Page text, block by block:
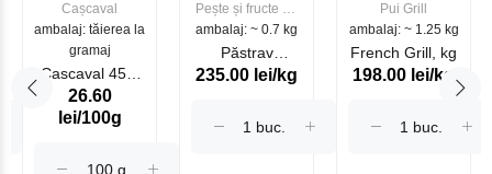
Cașcaval
ambalaj: tăierea la
gramaj
Cascaval 45%
Maasdam
Sublime Cow
26.60
lei/100g
Pește și fructe de
mare
ambalaj: ~ 0.7 kg
Păstrav
Somonat
235.00 lei/kg
Pui Grill
ambalaj: ~ 1.25 kg
French Grill, kg
198.00 lei/kg